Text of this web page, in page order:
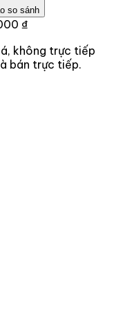
so sánh
₫
không trực tiếp
bán trực tiếp.